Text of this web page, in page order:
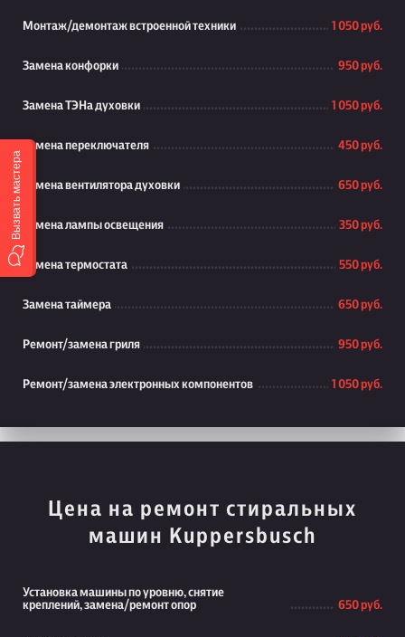
Монтаж/демонтаж встроенной техники 1 050 руб.
Замена конфорки 950 руб.
Замена ТЭНа духовки 1 050 руб.
Замена переключателя 450 руб.
Замена вентилятора духовки 650 руб.
Замена лампы освещения 350 руб.
Замена термостата 550 руб.
Замена таймера 650 руб.
Ремонт/замена гриля 950 руб.
Ремонт/замена электронных компонентов 1 050 руб.
Цена на ремонт стиральных
машин Kuppersbusch
Установка машины по уровню, снятие
креплений, замена/ремонт опор
650 руб.
Вызвать мастера